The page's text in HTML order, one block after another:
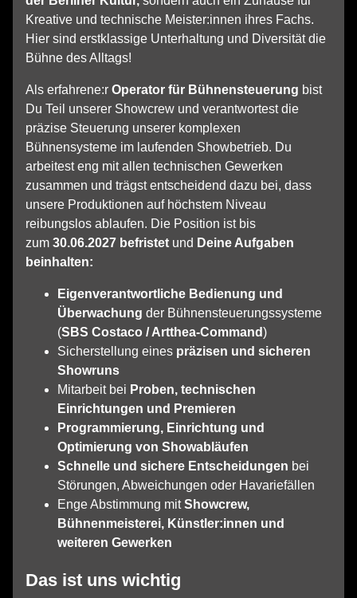
Kreative und technische Meister:innen ihres Fachs.
Hier sind erstklassige Unterhaltung und Diversität die
Bühne des Alltags!
Als erfahrene:r Operator für Bühnensteuerung bist
Du Teil unserer Showcrew und verantwortest die
präzise Steuerung unserer komplexen
Bühnensysteme im laufenden Showbetrieb. Du
arbeitest eng mit allen technischen Gewerken
zusammen und trägst entscheidend dazu bei, dass
unsere Produktionen auf höchstem Niveau
reibungslos ablaufen. Die Position ist bis
zum 30.06.2027 befristet und Deine Aufgaben
beinhalten:
Eigenverantwortliche Bedienung und
Überwachung der Bühnensteuerungssysteme
(SBS Costaco / Artthea‑Command)
Sicherstellung eines präzisen und sicheren
Showruns
Mitarbeit bei Proben, technischen
Einrichtungen und Premieren
Programmierung, Einrichtung und
Optimierung von Showabläufen
Schnelle und sichere Entscheidungen bei
Störungen, Abweichungen oder Havariefällen
Enge Abstimmung mitShowcrew,
Bühnenmeisterei, Künstler:innen und
weiteren Gewerken
Das ist uns wichtig